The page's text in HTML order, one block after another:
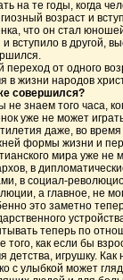
на те годы, когда
возраст и
что он стал
и вступило в другой,
переход от одного
в жизни народов
совершился?
знаем того часа,
уже не может
даже, во
формы жизни и
мира уже не
в
в социал-
а главное, не
это заметно
теперь по
того, как если бы
детства, игрушку.
с улыбкой может